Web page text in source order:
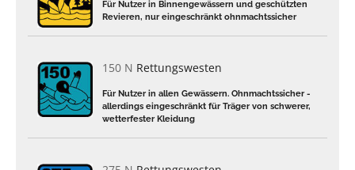
Für Nutzer in Binnengewässern und geschützten
Revieren, nur eingeschränkt ohnmachtssicher
150 N Rettungswesten
Für Nutzer in allen Gewässern. Ohnmachtssicher -
allerdings eingeschränkt für Träger von schwerer,
wetterfester Kleidung